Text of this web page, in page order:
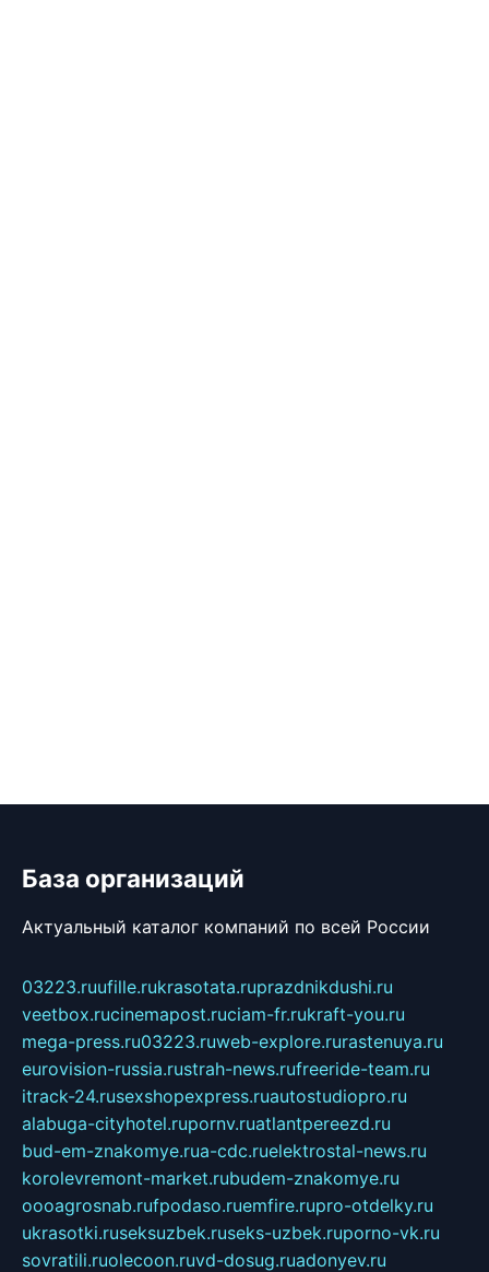
База организаций
Актуальный каталог компаний по всей России
03223.ruufille.rukrasotata.ruprazdnikdushi.ru
veetbox.rucinemapost.ruciam-fr.rukraft-you.ru
mega-press.ru03223.ruweb-explore.rurastenuya.ru
eurovision-russia.rustrah-news.rufreeride-team.ru
itrack-24.rusexshopexpress.ruautostudiopro.ru
alabuga-cityhotel.rupornv.ruatlantpereezd.ru
bud-em-znakomye.rua-cdc.ruelektrostal-news.ru
korolevremont-market.rubudem-znakomye.ru
oooagrosnab.rufpodaso.ruemfire.rupro-otdelky.ru
ukrasotki.ruseksuzbek.ruseks-uzbek.ruporno-vk.ru
sovratili.ruolecoon.ruvd-dosug.ruadonyev.ru